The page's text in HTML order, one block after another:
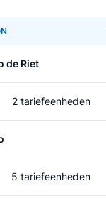
de Riet
2 tariefeenheden
5 tariefeenheden